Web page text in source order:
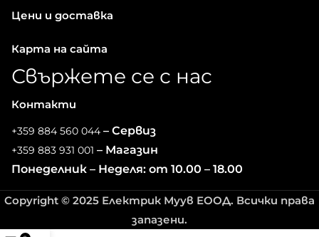
Цени и доставка
Карта на сайта
Свържете се с нас
Контакти
+359 884 560 044 – Сервиз
+359 883 931 001 – Магазин
Понеделник – Неделя: от 10.00 – 18.00
Copyright © 2025 Електрик Муув ЕООД. Всички права
запазени.